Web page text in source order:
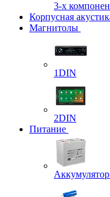
3-х
Корпусная
Магнитолы
1DIN
2DIN
Питание